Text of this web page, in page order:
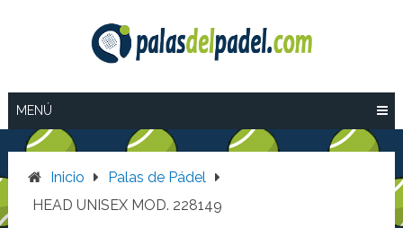
MENÚ
Inicio
Palas de Pádel
HEAD UNISEX MOD. 228149